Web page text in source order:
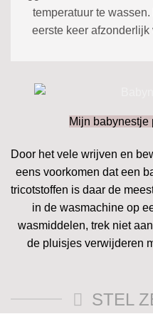
temperatuur te
eerste keer
Mijn babynestje
Door het vele wrijven en
eens voorkomen dat een
tricotstoffen is daar de
in de wasmachine op
wasmiddelen, trek niet
de pluisjes verwijderen
STEL